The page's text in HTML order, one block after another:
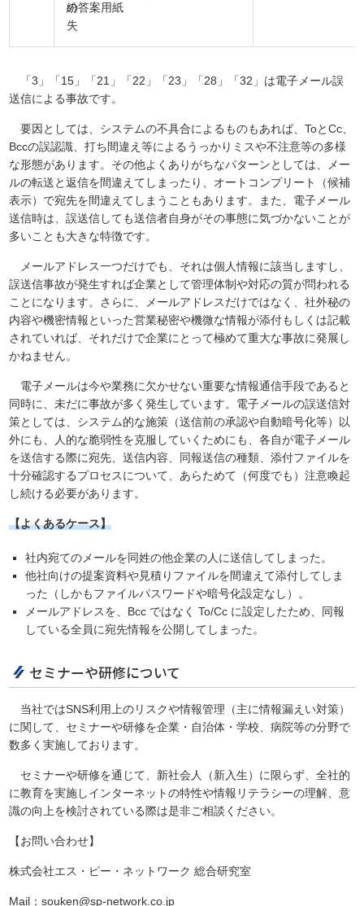
紛
失
の答案用紙
「3」「15」「21」「22」「23」「28」「32」は電子メール誤
送信による事故です。
要因としては、システムの不具合によるものもあれば、ToとCc、
Bccの誤認識、打ち間違え等によるうっかりミスや不注意等の多様
な形態があります。その他よくありがちなパターンとしては、メー
ルの転送と返信を間違えてしまったり、オートコンプリート（候補
表示）で宛先を間違えてしまうこともあります。また、電子メール
送信時は、誤送信しても送信者自身がその事態に気づかないことが
多いことも大きな特徴です。
メールアドレス一つだけでも、それは個人情報に該当しますし、
誤送信事故が発生すれば企業として管理体制や対応の質が問われる
ことになります。さらに、メールアドレスだけではなく、社外秘の
内容や機密情報といった営業秘密や機微な情報が添付もしくは記載
されていれば、それだけで企業にとって極めて重大な事故に発展し
かねません。
電子メールは今や業務に欠かせない重要な情報通信手段であると
同時に、未だに事故が多く発生しています。電子メールの誤送信対
策としては、システム的な施策（送信前の承認や自動暗号化等）以
外にも、人的な脆弱性を克服していくためにも、各自が電子メール
を送信する際に宛先、送信内容、同報送信の種類、添付ファイルを
十分確認するプロセスについて、あらためて（何度でも）注意喚起
し続ける必要があります。
【よくあるケース】
社内宛てのメールを同姓の他企業の人に送信してしまった。
他社向けの提案資料や見積りファイルを間違えて添付してしま
った（しかもファイルパスワードや暗号化設定なし）。
メールアドレスを、Bcc ではなく To/Cc に設定したため、同報
している全員に宛先情報を公開してしまった。
セミナーや研修について
当社ではSNS利用上のリスクや情報管理（主に情報漏えい対策）
に関して、セミナーや研修を企業・自治体・学校、病院等の分野で
数多く実施しております。
セミナーや研修を通じて、新社会人（新入生）に限らず、全社的
に教育を実施しインターネットの特性や情報リテラシーの理解、意
識の向上を検討されている際は是非ご相談ください。
【お問い合わせ】
株式会社エス・ピー・ネットワーク 総合研究室
Mail：souken@sp-network.co.jp